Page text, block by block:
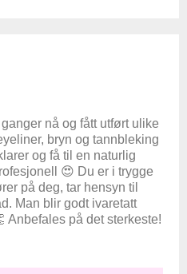
nå og fått utført ulike
bryn og tannbleking
og få til en naturlig
😍 Du er i trygge
på deg, tar hensyn til
Man blir godt ivaretatt
Anbefales på det sterkeste!